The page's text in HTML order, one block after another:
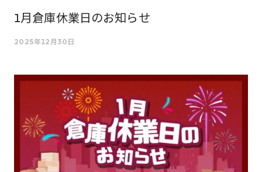
1月倉庫休業日のお知らせ
2025年12月30日